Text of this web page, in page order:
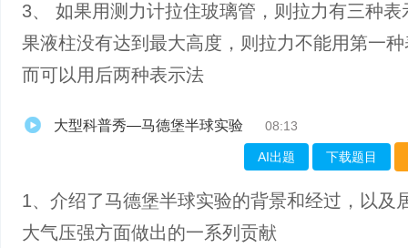
3、 如果用测力计拉住玻璃管，则拉力有三种表
果液柱没有达到最大高度，则拉力不能用第一
而可以用后两种表示法
大型科普秀—马德堡半球实验 08:13
AI出题 下载题目
1、介绍了马德堡半球实验的背景和经过，以及
大气压强方面做出的一系列贡献